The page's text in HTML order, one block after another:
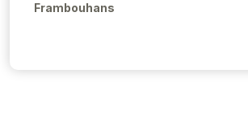
Frambouhans